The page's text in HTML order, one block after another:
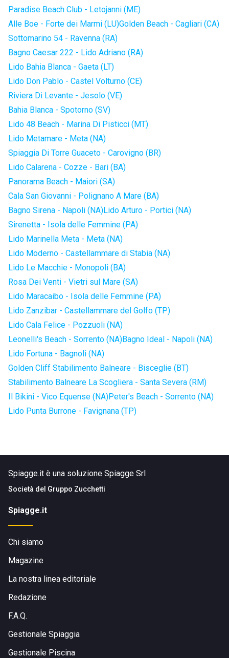
Paradise Beach Club - Letojanni (ME)
Alle Boe - Forte dei Marmi (LU)Golden Beach - Cagliari (CA)
Sottomarino 54 - Ravenna (RA)
Bagno Caesar 222 - Lido Adriano (RA)
Lido Bahia Blanca - Gaeta (LT)
Lido Don Pablo - Castel Volturno (CE)
Riviera Di Levante - Jesolo (VE)
Bahia Blanca - Spotorno (SV)
Lido 48 Beach - Marina Di Pisticci (MT)
Lido Metamare - Meta (NA)
Spiaggia Di Torre Guaceto - Carovigno (BR)
Lido Calarena - Cozze - Bari (BA)
Panorama Beach - Maiori (SA)
Cala San Giovanni - Polignano A Mare (BA)
Bagno Sirena - Napoli (NA)Lido Arturo - Portici (NA)
Sirenetta - Isola delle Femmine (PA)
Lido Marinella Meta - Meta (NA)
Lido Moderno - Castellammare di Stabia (NA)
Lido Le Macchie - Monopoli (BA)
Rosa Dei Venti - Vietri sul Mare (SA)
Lido Maracaibo - Isola delle Femmine (PA)
Lido Zanzibar - Castellammare del Golfo (TP)
Lido Cala Felice - Pozzuoli (NA)
Leonelli's Beach - Sorrento (NA)Bagno Ideal - Napoli (NA)
Lido Fortuna - Bagnoli (NA)
Golden Cliff Stabilimento Balneare - Bisceglie (BT)
Stabilimento Balneare La Scogliera - Santa Severa (RM)
Il Bikini - Vico Equense (NA)Peter's Beach - Sorrento (NA)
Lido Punta Burrone - Favignana (TP)
Spiagge.it è una soluzione Spiagge Srl
Società del Gruppo Zucchetti
Spiagge.it
Chi siamo
Magazine
La nostra linea editoriale
Redazione
F.A.Q.
Gestionale Spiaggia
Gestionale Piscina